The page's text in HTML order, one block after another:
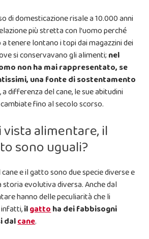
di domesticazione risale a 10.000 anni
più stretta con l’uomo perché
tenere lontano i topi dai magazzini dei
si conservavano gli alimenti; nel
non ha mai rappresentato, se
una fonte di sostentamento
a differenza del cane, le sue abitudini
fino al secolo scorso.
alimentare, il
sono uguali?
e il gatto sono due specie diverse e
storia evolutiva diversa. Anche dal
hanno delle peculiarità che li
ilgattoha dei fabbisogni
dalcane.